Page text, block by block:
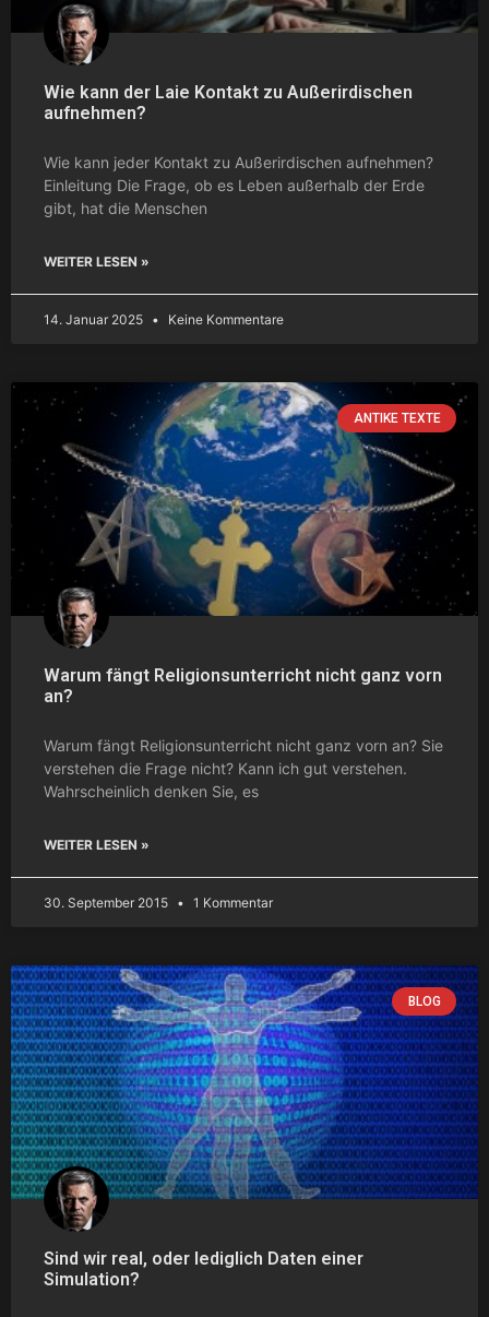
Wie kann der Laie Kontakt zu Außerirdischen
aufnehmen?
Wie kann jeder Kontakt zu Außerirdischen aufnehmen?
Einleitung Die Frage, ob es Leben außerhalb der Erde
gibt, hat die Menschen
WEITER LESEN »
14. Januar 2025 Keine Kommentare
ANTIKE TEXTE
Warum fängt Religionsunterricht nicht ganz vorn
an?
Warum fängt Religionsunterricht nicht ganz vorn an? Sie
verstehen die Frage nicht? Kann ich gut verstehen.
Wahrscheinlich denken Sie, es
WEITER LESEN »
30. September 2015 1 Kommentar
BLOG
Sind wir real, oder lediglich Daten einer
Simulation?